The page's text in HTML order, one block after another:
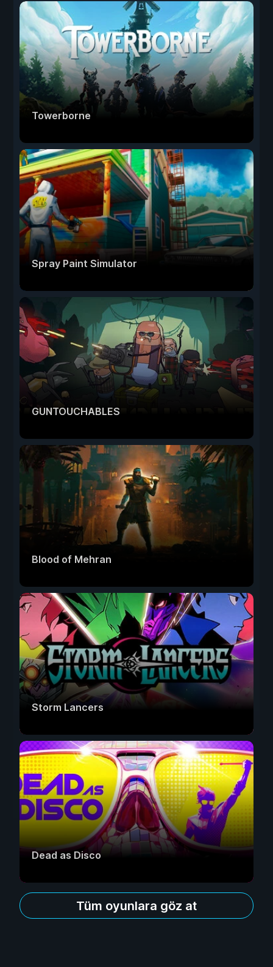
Towerborne
Spray Paint Simulator
GUNTOUCHABLES
Blood of Mehran
Storm Lancers
Dead as Disco
Tüm oyunlara göz at